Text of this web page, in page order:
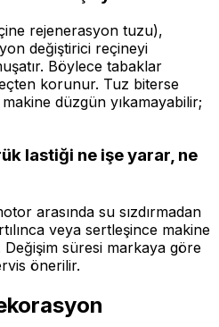
rejenerasyon tuzu),
değiştirici reçineyi
Böylece tabaklar
korunur. Tuz biterse
düzgün yıkamayabilir;
lastiği ne işe yarar, ne
arasında su sızdırmadan
veya sertleşince makine
Değişim süresi markaya göre
önerilir.